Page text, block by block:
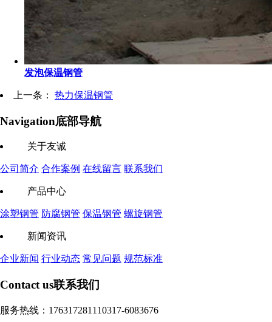
发泡保温钢管
上一条： 热力保温钢管
Navigation底部导航
关于友诚
公司简介 合作案例 在线留言 联系我们
产品中心
涂塑钢管 防腐钢管 保温钢管 螺旋钢管
新闻资讯
企业新闻 行业动态 常见问题 规范标准
Contact us联系我们
服务热线：176317281110317-6083676